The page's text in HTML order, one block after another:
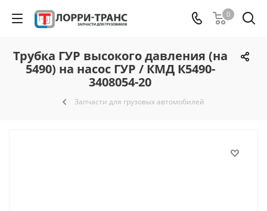
0
Трубка ГУР высокого давления (на
5490) на насос ГУР / КМД К5490-
3408054-20
Запчасти для грузовых автомобилей